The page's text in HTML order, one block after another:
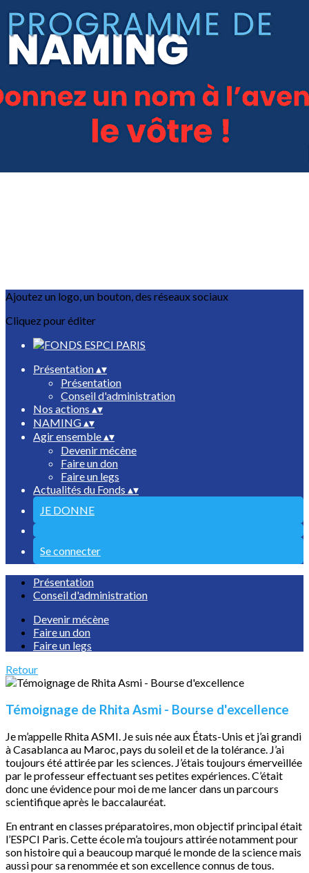
Exporter les lignes sélectionnées
Exporter toutes les colonnes
Exporter uniquement les colonnes affichées
?>
Ajoutez un logo, un bouton, des réseaux sociaux
Cliquez pour éditer
Présentation▴▾
Présentation
Conseil d'administration
Nos actions ▴▾
NAMING▴▾
Agir ensemble▴▾
Devenir mécène
Faire un don
Faire un legs
Actualités du Fonds ▴▾
JE DONNE
Se connecter
Présentation
Conseil d'administration
Devenir mécène
Faire un don
Faire un legs
Retour
Témoignage de Rhita Asmi - Bourse d'excellence
Je m’appelle Rhita ASMI. Je suis née aux États-Unis et j’ai grandi
à Casablanca au Maroc, pays du soleil et de la tolérance. J’ai
toujours été attirée par les sciences. J’étais toujours émerveillée
par le professeur effectuant ses petites expériences. C’était
donc une évidence pour moi de me lancer dans un parcours
scientifique après le baccalauréat.
En entrant en classes préparatoires, mon objectif principal était
l’ESPCI Paris. Cette école m’a toujours attirée notamment pour
son histoire qui a beaucoup marqué le monde de la science mais
aussi pour sa renommée et son excellence connus de tous.